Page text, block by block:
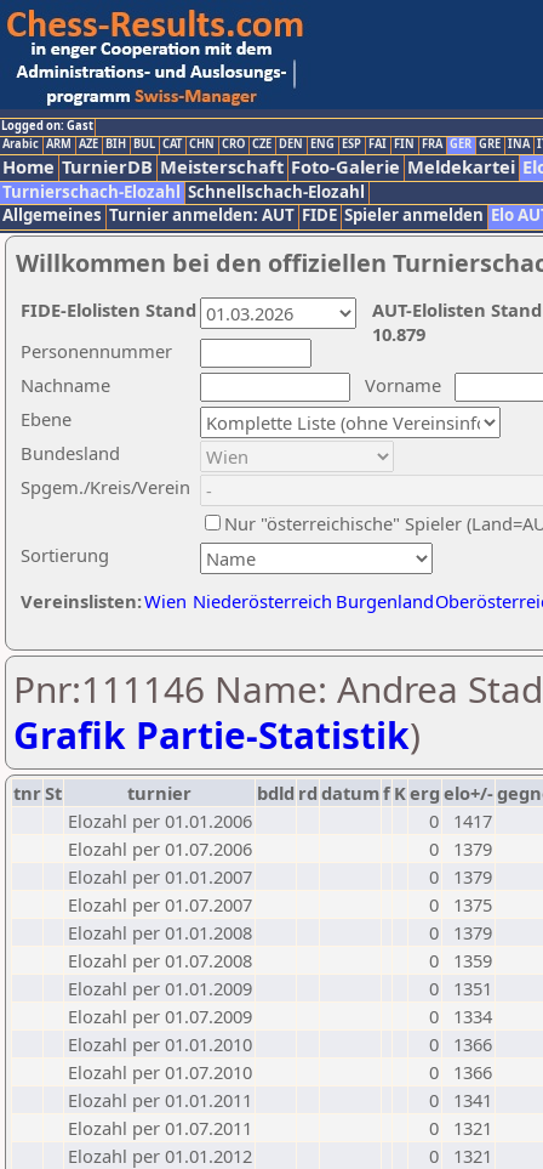
Logged on: Gast
Arabic ARM AZE BIH BUL CAT CHN CRO CZE DEN ENG ESP FAI FIN FRA GER GRE INA
Home TurnierDB Meisterschaft Foto-Galerie Meldekartei
Turnierschach-Elozahl Schnellschach-Elozahl
Allgemeines Turnier anmelden: AUT FIDE Spieler anmelden Elo
Willkommen bei den offiziellen
Nachname
Vorname
Ebene
Sortierung
Personennummer
Bundesland
Spgem./Kreis/Verein
Nur "österreichische" Spieler
Vereinslisten:Wien Niederösterreich Burgenland
AUT-Elolisten
10.879
FIDE-Elolisten Stand
Pnr:111146 Name: Andrea
Grafik Partie-Statistik)
tnrSt turnier bdld rd datumf Kerg elo+/-
Elozahl per 01.01.2006
0
1417
Elozahl per 01.07.2006
0
1379
Elozahl per 01.01.2007
0
1379
Elozahl per 01.07.2007
0
1375
Elozahl per 01.01.2008
0
1379
Elozahl per 01.07.2008
0
1359
Elozahl per 01.01.2009
0
1351
Elozahl per 01.07.2009
0
1334
Elozahl per 01.01.2010
0
1366
Elozahl per 01.07.2010
0
1366
Elozahl per 01.01.2011
0
1341
Elozahl per 01.07.2011
0
1321
Elozahl per 01.01.2012
0
1321